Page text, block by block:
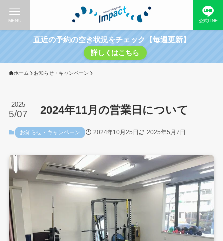
公式LINE
MENU
直近の予約の空き状況をチェック【毎週更新】
詳しくはこちら
ホーム お知らせ・キャンペーン
2024年11月の営業日について
2025
5/07
お知らせ・キャンペーン 2024年10月25日 2025年5月7日